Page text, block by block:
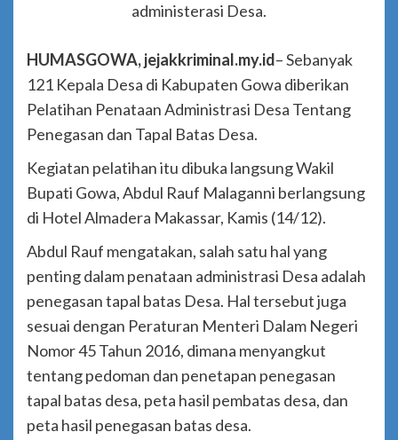
administerasi Desa.
HUMASGOWA, jejakkriminal.my.id– Sebanyak
121 Kepala Desa di Kabupaten Gowa diberikan
Pelatihan Penataan Administrasi Desa Tentang
Penegasan dan Tapal Batas Desa.
Kegiatan pelatihan itu dibuka langsung Wakil
Bupati Gowa, Abdul Rauf Malaganni berlangsung
di Hotel Almadera Makassar, Kamis (14/12).
Abdul Rauf mengatakan, salah satu hal yang
penting dalam penataan administrasi Desa adalah
penegasan tapal batas Desa. Hal tersebut juga
sesuai dengan Peraturan Menteri Dalam Negeri
Nomor 45 Tahun 2016, dimana menyangkut
tentang pedoman dan penetapan penegasan
tapal batas desa, peta hasil pembatas desa, dan
peta hasil penegasan batas desa.